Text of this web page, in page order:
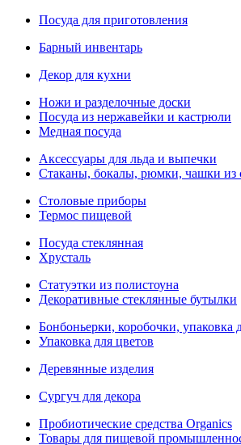
Посуда для приготовления
Барный инвентарь
Декор для кухни
Ножи и разделочные доски
Посуда из нержавейки и кастрюли
Медная посуда
Аксессуары для льда и выпечки
Стаканы, бокалы, рюмки, чашки из
Столовые приборы
Термос пищевой
Посуда стеклянная
Хрусталь
Статуэтки из полистоуна
Декоративные стеклянные бутылки
Бонбоньерки, коробочки, упаковка
Упаковка для цветов
Деревянные изделия
Сургуч для декора
Пробиотические средства Organics
Товары для пищевой